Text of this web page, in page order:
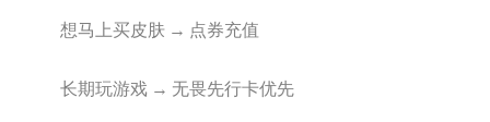
想马上买皮肤 → 点券充值
长期玩游戏 → 无畏先行卡优先